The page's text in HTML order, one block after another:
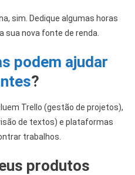
sim. Dedique algumas horas
sua nova fonte de renda.
podem ajudar
?
Trello (gestão de projetos),
de textos) e plataformas
trabalhos.
produtos